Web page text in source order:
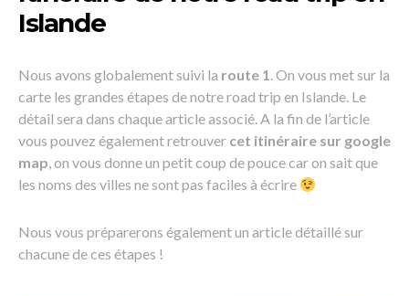
Islande
Nous avons globalement suivi la route 1. On vous met sur la
carte les grandes étapes de notre road trip en Islande. Le
détail sera dans chaque article associé. A la fin de l’article
vous pouvez également retrouver cet itinéraire sur google
map, on vous donne un petit coup de pouce car on sait que
les noms des villes ne sont pas faciles à écrire
Nous vous préparerons également un article détaillé sur
chacune de ces étapes !